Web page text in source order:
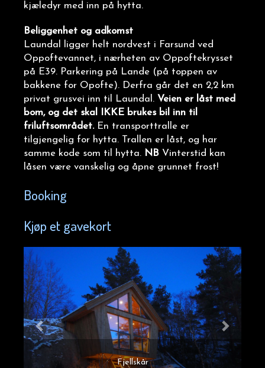
kjæledyr med inn på hytta.
Beliggenhet og adkomst
Laundal ligger helt nordvest i Farsund ved
Oppoftevannet, i nærheten av Oppoftekrysset
på E39. Parkering på Lande (på toppen av
bakkene for Opofte). Derfra går det en 2,2 km
privat grusvei inn til Laundal. Veien er låst med
bom, og det skal IKKE brukes bil inn til
friluftsområdet.En transporttralle er
tilgjengelig for hytta. Trallen er låst, og har
samme kode som til hytta. NB Vinterstid kan
låsen være vanskelig og åpne grunnet frost!
Booking
Kjøp et gavekort
Fjellskår